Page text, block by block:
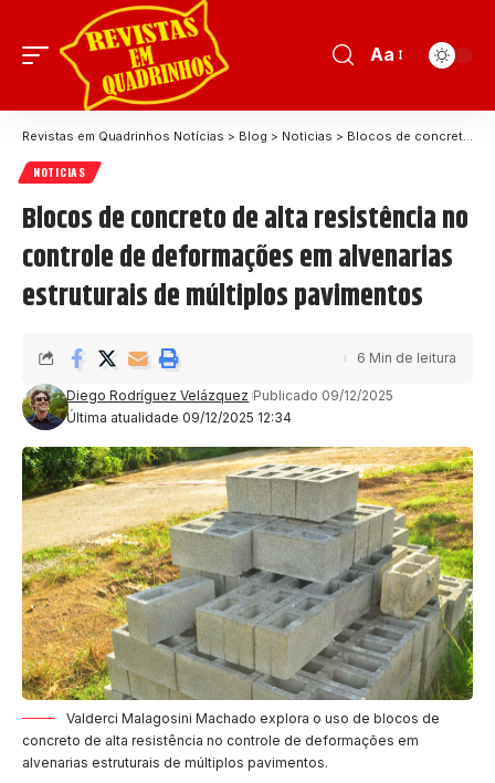
Aa
Revistas em Quadrinhos Notícias > Blog > Noticias > Blocos de concreto de alta resistência no controle de deformações em alvenarias estruturais de múltiplos pavimentos
NOTICIAS
Blocos de concreto de alta resistência no
controle de deformações em alvenarias
estruturais de múltiplos pavimentos
Última atualidade 09/12/2025 12:34
Diego Rodríguez Velázquez Publicado 09/12/2025
6 Min de leitura
Valderci Malagosini Machado explora o uso de blocos de
concreto de alta resistência no controle de deformações em
alvenarias estruturais de múltiplos pavimentos.